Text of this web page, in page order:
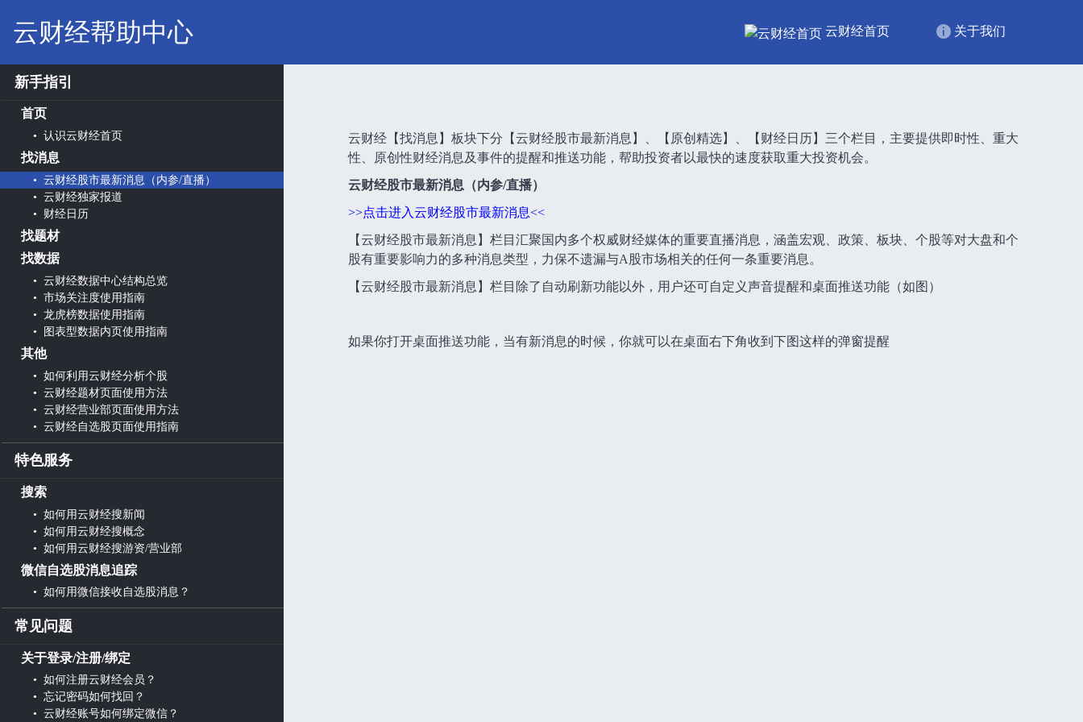
云财经帮助中心 云财经首页 关于我们
新手指引
首页
• 认识云财经首页
找消息
• 云财经股市最新消息（内参/直播）
• 云财经独家报道
• 财经日历
找题材
找数据
• 云财经数据中心结构总览
• 市场关注度使用指南
• 龙虎榜数据使用指南
• 图表型数据内页使用指南
其他
• 如何利用云财经分析个股
• 云财经题材页面使用方法
• 云财经营业部页面使用方法
• 云财经自选股页面使用指南
特色服务
搜索
• 如何用云财经搜新闻
• 如何用云财经搜概念
• 如何用云财经搜游资/营业部
微信自选股消息追踪
• 如何用微信接收自选股消息？
常见问题
关于登录/注册/绑定
• 如何注册云财经会员？
• 忘记密码如何找回？
• 云财经账号如何绑定微信？
云财经【找消息】板块下分【云财经股市最新消息】、【原创精选】、【财经日历】三个栏目，主要提供即时性、重大
性、原创性财经消息及事件的提醒和推送功能，帮助投资者以最快的速度获取重大投资机会。
云财经股市最新消息（内参/直播）
>>点击进入云财经股市最新消息<<
【云财经股市最新消息】栏目汇聚国内多个权威财经媒体的重要直播消息，涵盖宏观、政策、板块、个股等对大盘和个
股有重要影响力的多种消息类型，力保不遗漏与A股市场相关的任何一条重要消息。
【云财经股市最新消息】栏目除了自动刷新功能以外，用户还可自定义声音提醒和桌面推送功能（如图）
如果你打开桌面推送功能，当有新消息的时候，你就可以在桌面右下角收到下图这样的弹窗提醒